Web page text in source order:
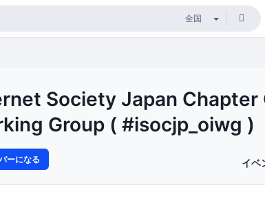
Society Japan
Group ( #isocjp_oiwg )
ーになる イベ